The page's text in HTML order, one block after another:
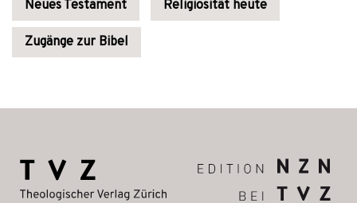
Neues Testament Religiosität heute
Zugänge zur Bibel